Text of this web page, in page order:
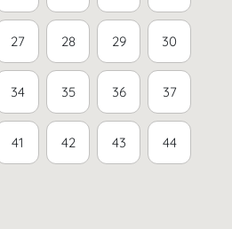
27 28 29 30
34 35 36 37
41 42 43 44